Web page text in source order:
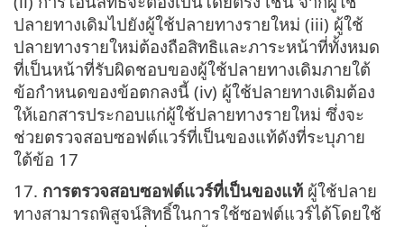
ปลายทางเดิมไปยังผู้ใช้ปลายทางรายใหม่ (iii) ผู้ใช้
ปลายทางรายใหม่ต้องถือสิทธิและภาระหน้าที่ทั้งหมด
ที่เป็นหน้าที่รับผิดชอบของผู้ใช้ปลายทางเดิมภายใต้
ข้อกำหนดของข้อตกลงนี้ (iv) ผู้ใช้ปลายทางเดิมต้อง
ให้เอกสารประกอบแก่ผู้ใช้ปลายทางรายใหม่ ซึ่งจะ
ช่วยตรวจสอบซอฟต์แวร์ที่เป็นของแท้ดังที่ระบุภาย
ใต้ข้อ 17
17. การตรวจสอบซอฟต์แวร์ที่เป็นของแท้ ผู้ใช้ปลาย
ทางสามารถพิสูจน์สิทธิ์ในการใช้ซอฟต์แวร์ได้โดยใช้